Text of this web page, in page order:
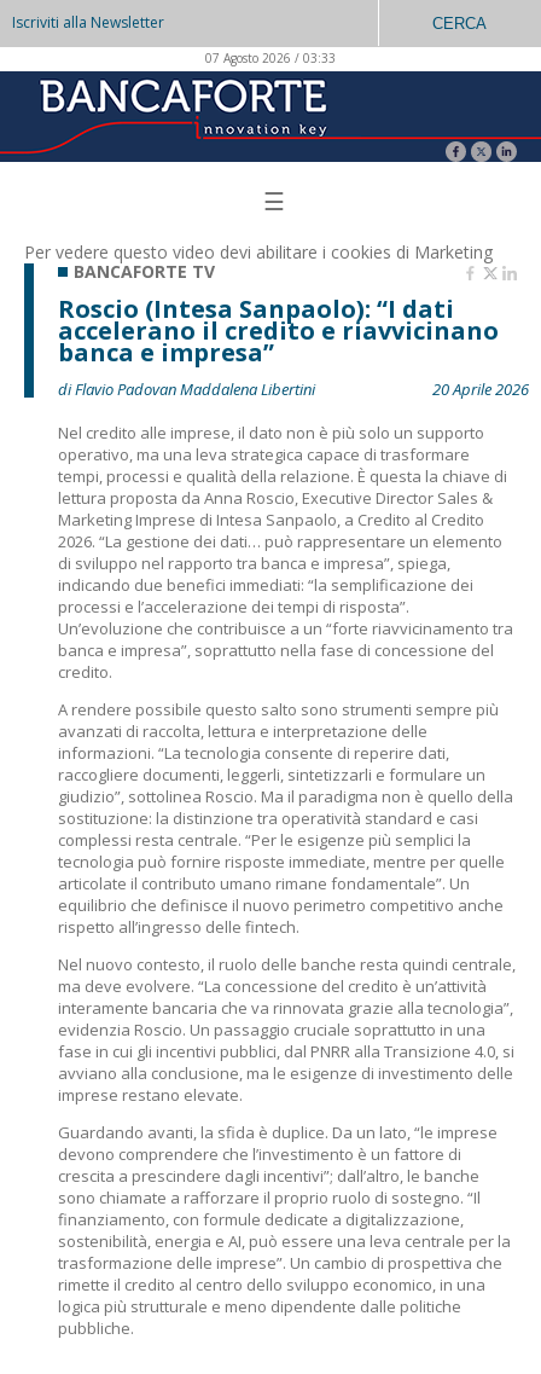
Iscriviti alla Newsletter CERCA
07 Agosto 2026 / 03:33
☰
Per vedere questo video devi abilitare i cookies di Marketing
BANCAFORTE TV
Roscio (Intesa Sanpaolo): “I dati
accelerano il credito e riavvicinano
banca e impresa”
di Flavio Padovan Maddalena Libertini
20 Aprile 2026
Nel credito alle imprese, il dato non è più solo un supporto
operativo, ma una leva strategica capace di trasformare
tempi, processi e qualità della relazione. È questa la chiave di
lettura proposta da Anna Roscio, Executive Director Sales &
Marketing Imprese di Intesa Sanpaolo, a Credito al Credito
2026. “La gestione dei dati… può rappresentare un elemento
di sviluppo nel rapporto tra banca e impresa”, spiega,
indicando due benefici immediati: “la semplificazione dei
processi e l’accelerazione dei tempi di risposta”.
Un’evoluzione che contribuisce a un “forte riavvicinamento tra
banca e impresa”, soprattutto nella fase di concessione del
credito.
A rendere possibile questo salto sono strumenti sempre più
avanzati di raccolta, lettura e interpretazione delle
informazioni. “La tecnologia consente di reperire dati,
raccogliere documenti, leggerli, sintetizzarli e formulare un
giudizio”, sottolinea Roscio. Ma il paradigma non è quello della
sostituzione: la distinzione tra operatività standard e casi
complessi resta centrale. “Per le esigenze più semplici la
tecnologia può fornire risposte immediate, mentre per quelle
articolate il contributo umano rimane fondamentale”. Un
equilibrio che definisce il nuovo perimetro competitivo anche
rispetto all’ingresso delle fintech.
Nel nuovo contesto, il ruolo delle banche resta quindi centrale,
ma deve evolvere. “La concessione del credito è un’attività
interamente bancaria che va rinnovata grazie alla tecnologia”,
evidenzia Roscio. Un passaggio cruciale soprattutto in una
fase in cui gli incentivi pubblici, dal PNRR alla Transizione 4.0, si
avviano alla conclusione, ma le esigenze di investimento delle
imprese restano elevate.
Guardando avanti, la sfida è duplice. Da un lato, “le imprese
devono comprendere che l’investimento è un fattore di
crescita a prescindere dagli incentivi”; dall’altro, le banche
sono chiamate a rafforzare il proprio ruolo di sostegno. “Il
finanziamento, con formule dedicate a digitalizzazione,
sostenibilità, energia e AI, può essere una leva centrale per la
trasformazione delle imprese”. Un cambio di prospettiva che
rimette il credito al centro dello sviluppo economico, in una
logica più strutturale e meno dipendente dalle politiche
pubbliche.